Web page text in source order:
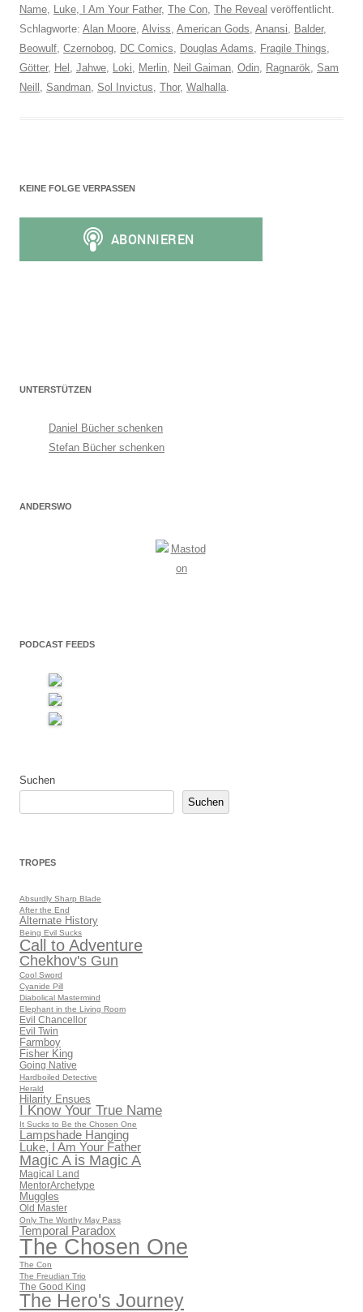
Name, Luke, I Am Your Father, The Con, The Reveal veröffentlicht.
Schlagworte: Alan Moore, Alviss, American Gods, Anansi, Balder,
Beowulf, Czernobog, DC Comics, Douglas Adams, Fragile Things,
Götter, Hel , Jahwe, Loki, Merlin, Neil Gaiman, Odin, Ragnarök, Sam
Neill , Sandman, Sol Invictus, Thor, Walhalla.
KEINE FOLGE VERPASSEN
UNTERSTÜTZEN
Daniel Bücher schenken
Stefan Bücher schenken
ANDERSWO
PODCAST FEEDS
Suchen
Suchen
TROPES
Absurdly Sharp Blade
After the End
Alternate History
Being Evil Sucks
Call to Adventure
Chekhov's Gun
Cool Sword
Cyanide Pill
Diabolical Mastermind
Elephant in the Living Room
Evil Chancellor
Evil Twin
Farmboy
Fisher King
Going Native
Hardboiled Detective
Herald
Hilarity Ensues
I Know Your True Name
It Sucks to Be the Chosen One
Lampshade Hanging
Luke, I Am Your Father
Magic A is Magic A
Magical Land
MentorArchetype
Muggles
Old Master
Only The Worthy May Pass
Temporal Paradox
The Chosen One
The Con
The Freudian Trio
The Good King
The Hero's Journey